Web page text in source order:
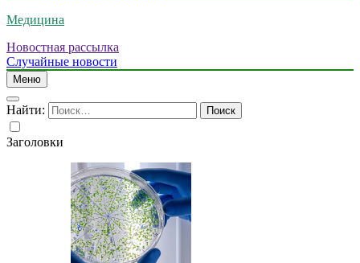
Медицина
Новостная рассылка
Случайные новости
Меню
Найти:
Заголовки